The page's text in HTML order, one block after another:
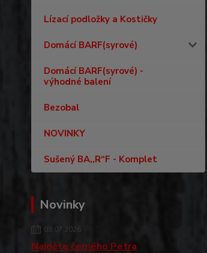
Lízací podložky a Kostičky
Domácí BARF(syrové)
Domácí BARF(syrové) -
výhodné balení
Bezobal
NOVINKY
Sušený BA,,R“F - Komplet
Novinky
03.07.2026
Najděte černého Petra